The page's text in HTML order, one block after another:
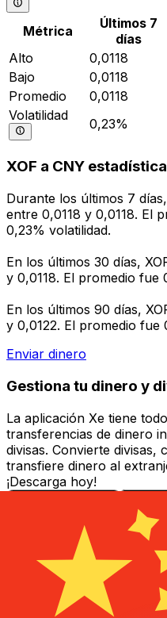
Métrica
Últimos 7
días
Alto
0,0118
Bajo
0,0118
Promedio
0,0118
Volatilidad
0,23%
XOF a CNY
Durante los últimos 7
entre 0,0118 y 0,0118. El
0,23% volatilidad.
En los últimos 30 días,
y 0,0118. El promedio fue
En los últimos 90 días,
y 0,0122. El promedio fue
Enviar dinero
Gestiona tu dinero y
La aplicación Xe tiene
transferencias de dinero
divisas. Convierte divisas,
transfiere dinero al
¡Descarga hoy!